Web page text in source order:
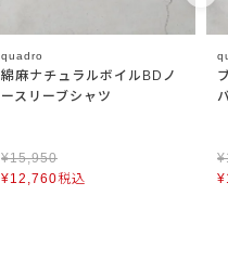
quadro
綿麻ナチュラルボイルBDノ
ースリーブシャツ
¥15,950
¥12,760税込
¥
¥